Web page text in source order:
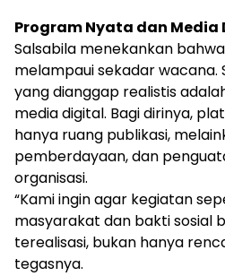
Program Nyata dan Media
Salsabila menekankan
melampaui sekadar wacana.
yang dianggap realistis
media digital. Bagi dirinya,
hanya ruang publikasi,
pemberdayaan, dan
organisasi.
“Kami ingin agar kegiatan
masyarakat dan bakti sosial
terealisasi, bukan hanya
tegasnya.